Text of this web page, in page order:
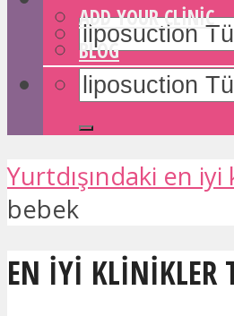
ADD YOUR CLINIC
BLOG
Yurtdışındaki en
bebek
EN IYI KLINIKLER